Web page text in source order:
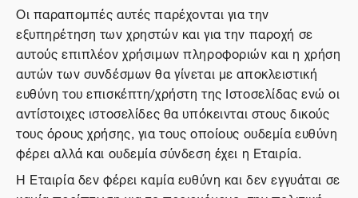
Οι παραπομπές αυτές παρέχονται για την
εξυπηρέτηση των χρηστών και για την παροχή σε
αυτούς επιπλέον χρήσιμων πληροφοριών και η χρήση
αυτών των συνδέσμων θα γίνεται με αποκλειστική
ευθύνη του επισκέπτη/χρήστη της Ιστοσελίδας ενώ οι
αντίστοιχες ιστοσελίδες θα υπόκεινται στους δικούς
τους όρους χρήσης, για τους οποίους ουδεμία ευθύνη
φέρει αλλά και ουδεμία σύνδεση έχει η Εταιρία.
Η Εταιρία δεν φέρει καμία ευθύνη και δεν εγγυάται σε